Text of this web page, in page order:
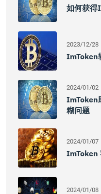
如何获得
2023/12/28
ImToken
2024/01/02
ImToken
糊问题
2024/01/07
ImToken
2024/01/08